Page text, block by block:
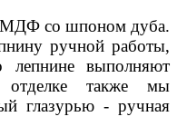
МДФ со шпоном дуба.
ручной работы,
лепнине выполняют
также мы
глазурью - ручная